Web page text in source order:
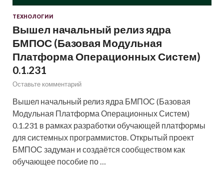
ТЕХНОЛОГИИ
Вышел начальный релиз ядра
БМПОС (Базовая Модульная
Платформа Операционных Систем)
0.1.231
Оставьте комментарий
Вышел начальный релиз ядра БМПОС (Базовая
Модульная Платформа Операционных Систем)
0.1.231 в рамках разработки обучающей платформы
для системных программистов. Открытый проект
БМПОС задуман и создаётся сообществом как
обучающее пособие по …